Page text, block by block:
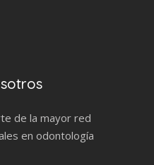
de la mayor red
en odontología